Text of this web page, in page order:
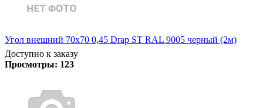
Угол внешний 70х70 0,45 Drap ST RAL 9005 черный (2м)
Доступно к заказу
Просмотры: 123